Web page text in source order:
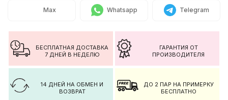
Max Whatsapp Telegram
БЕСПЛАТНАЯ ДОСТАВКА
7 ДНЕЙ В НЕДЕЛЮ
ГАРАНТИЯ ОТ
ПРОИЗВОДИТЕЛЯ
14 ДНЕЙ НА ОБМЕН И
ВОЗВРАТ
ДО 2 ПАР НА ПРИМЕРКУ
БЕСПЛАТНО